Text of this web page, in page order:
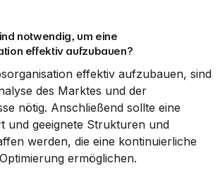
notwendig, um eine
effektiv aufzubauen?
effektiv aufzubauen, sind
des Marktes und der
nötig. Anschließend sollte eine
und geeignete Strukturen und
werden, die eine kontinuierliche
ermöglichen.